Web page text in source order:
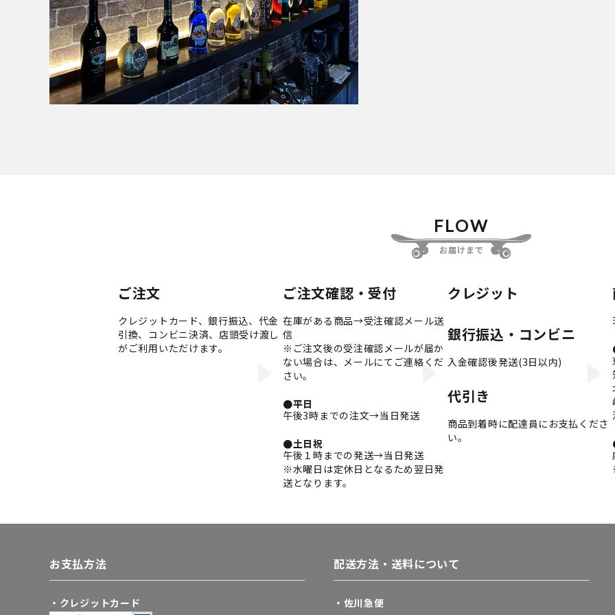
FLOW
お届けまで
ご注文
クレジットカード、銀行振込、代金
引換、コンビニ決済、店頭受け渡し
がご利用いただけます。
ご注文確認・受付
在庫がある商品→受注確認メール送
信
※ご注文後の受注確認メールが届か
ない場合は、メールにてご連絡くだ
さい。
●平日
午後3時までの注文→当日発送
●土日祝
午後１時までの発送→当日発送
※水曜日は定休日となるため翌日発
送となります。
クレジット
銀行振込・コンビニ
入金確認後発送(3日以内)
代引き
商品到着時に配達員にお支払くださ
い。
お支払方法
・クレジットカード
配送方法・送料について
・佐川急便